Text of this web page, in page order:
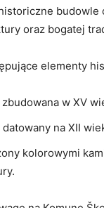
budowle
oraz bogatej
elementy
zbudowana⁢ w XV
datowany na XII
kolorowymi‍